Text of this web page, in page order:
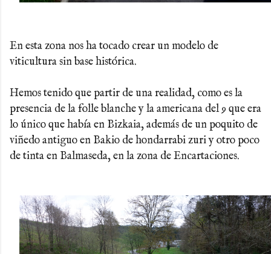
En esta zona nos ha tocado crear un modelo de
viticultura sin base histórica.
Hemos tenido que partir de una realidad, como es la
presencia de la folle blanche y la americana del 9 que era
lo único que había en Bizkaia, además de un poquito de
viñedo antiguo en Bakio de hondarrabi zuri y otro poco
de tinta en Balmaseda, en la zona de Encartaciones.